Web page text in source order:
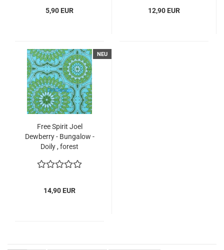
5,90 EUR 12,90 EUR
NEU
Free Spirit Joel
Dewberry - Bungalow -
Doily , forest
14,90 EUR